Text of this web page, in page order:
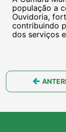
população a
Ouvidoria,
contribuindo
dos serviços